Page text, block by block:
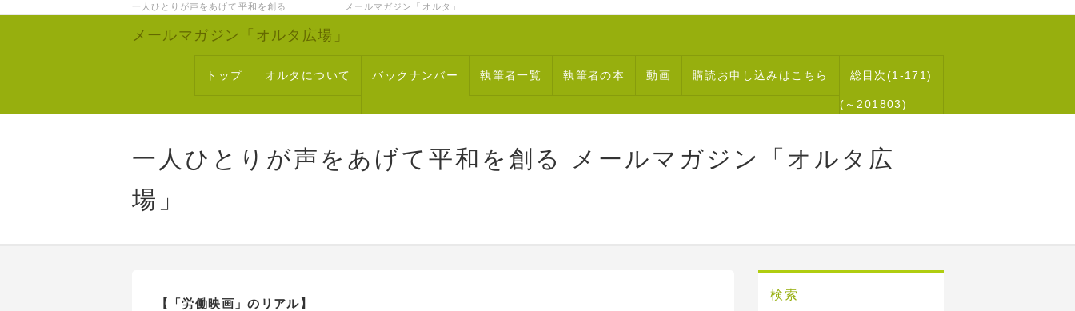
一人ひとりが声をあげて平和を創る メールマガジン「オルタ」
メールマガジン「オルタ広場」
トップ オルタについて バックナンバー 執筆者一覧 執筆者の本 動画 購読お申し込みはこちら 総目次(1-171)
(～201803)
一人ひとりが声をあげて平和を創る メールマガジン「オルタ広
場」
【「労働映画」のリアル】
検索